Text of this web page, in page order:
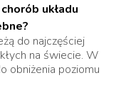
układu
do najczęściej
na świecie. W
obniżenia poziomu